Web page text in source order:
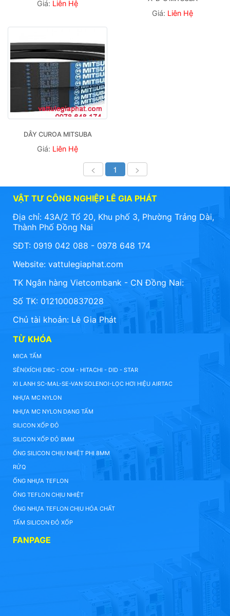
Giá: Liên Hệ
Giá: Liên Hệ
DÂY CUROA MITSUBA
Giá: Liên Hệ
< 1 >
VẬT TƯ CÔNG NGHIỆP LÊ GIA PHÁT
Địa chỉ: 43A/2 Tổ 20, Khu phố 3, Phường Trảng Dài,
Thành Phố Đồng Nai
SĐT: 0919 042 088 - 0978 648 174
Website: vattulegiaphat.com
TK Ngân hàng Vietcombank - CN Đồng Nai:
Số TK: 0121000837028
Chủ tài khoản: Lê Gia Phát
TỪ KHÓA
MICA TẤM
SÊN(XÍCH) DBC - COM - HITACHI - DID - STAR
XI LANH SC-MAL-SE-VAN SOLENOI-LỌC HƠI HIỆU AIRTAC
NHỰA MC NYLON
NHỰA MC NYLON DẠNG TẤM
SILICON XỐP ĐỎ
SILICON XỐP ĐỎ 8MM
ỐNG SILICON CHỊU NHIỆT PHI 8MM
RỬQ
ỐNG NHỰA TEFLON
ỐNG TEFLON CHỊU NHIỆT
ỐNG NHỰA TEFLON CHỊU HÓA CHẤT
TẤM SILICON ĐỎ XỐP
FANPAGE